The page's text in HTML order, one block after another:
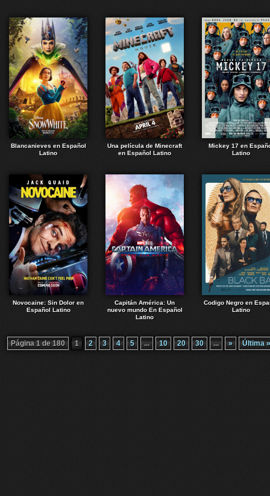
Blancanieves en Español
Latino
Una película de Minecraft
en Español Latino
Mickey 17 en
Latino
Novocaine: Sin Dolor en
Español Latino
Capitán América: Un
nuevo mundo En Español
Latino
Codigo Negro en
Latino
Página 1 de 180 1 2 3 4 5 ... 10 20 30 ... » Última »